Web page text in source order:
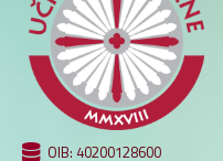
OIB: 40200128600